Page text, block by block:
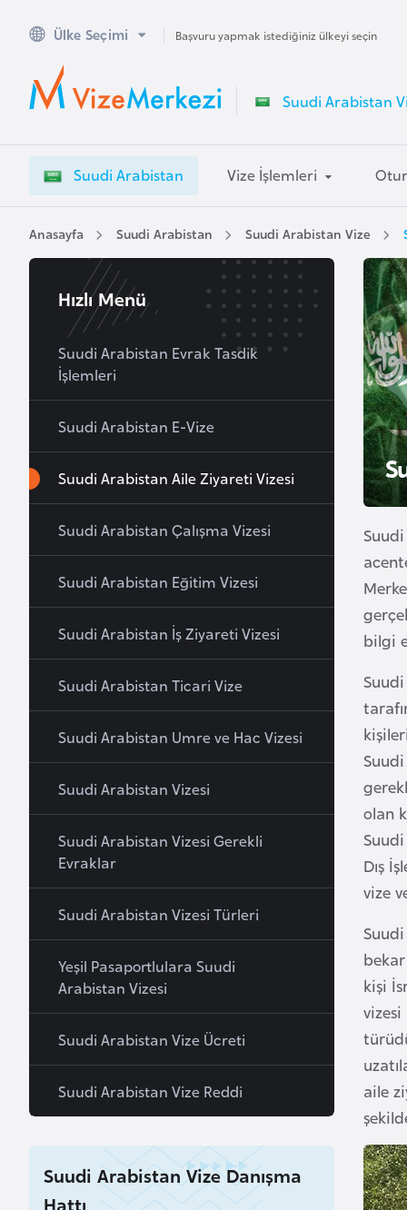
Ülke Seçimi Başvuru yapmak istediğiniz ülkeyi seçin
Suudi Arabistan
Suudi Arabistan Vize İşlemleri
Anasayfa Suudi Arabistan Suudi Arabistan Vize
bilgi
olan
Dış
vize
kişi
aile
Hızlı Menü
Suudi Arabistan Evrak Tasdik
İşlemleri
Suudi Arabistan E-Vize
Suudi Arabistan Aile Ziyareti Vizesi
Suudi Arabistan Çalışma Vizesi
Suudi Arabistan Eğitim Vizesi
Suudi Arabistan İş Ziyareti Vizesi
Suudi Arabistan Ticari Vize
Suudi Arabistan Umre ve Hac Vizesi
Suudi Arabistan Vizesi
Suudi Arabistan Vizesi Gerekli
Evraklar
Suudi Arabistan Vizesi Türleri
Yeşil Pasaportlulara Suudi
Arabistan Vizesi
Suudi Arabistan Vize Ücreti
Suudi Arabistan Vize Reddi
Suudi Arabistan Vize Danışma
Hattı
A
u
s
a
l
A
v
u
s
t
u
r
y
z
e
b
a
y
c
a
n
B
a
h
r
e
B
a
l
e